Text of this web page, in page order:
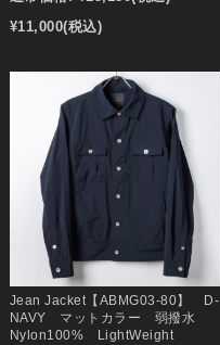
¥11,000(税込)
Jean Jacket【ABMG03-80】 D-
NAVY マットカラー 弱撥水
Nylon100% LightWeight